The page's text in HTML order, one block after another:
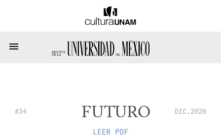
#34 FUTURO DIC.2020
LEER PDF